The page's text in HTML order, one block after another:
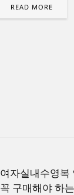
READ MORE
여자실내수영복
꼭 구매해야 하